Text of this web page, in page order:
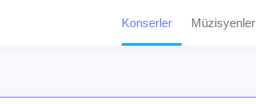
Konserler Müzisyenler